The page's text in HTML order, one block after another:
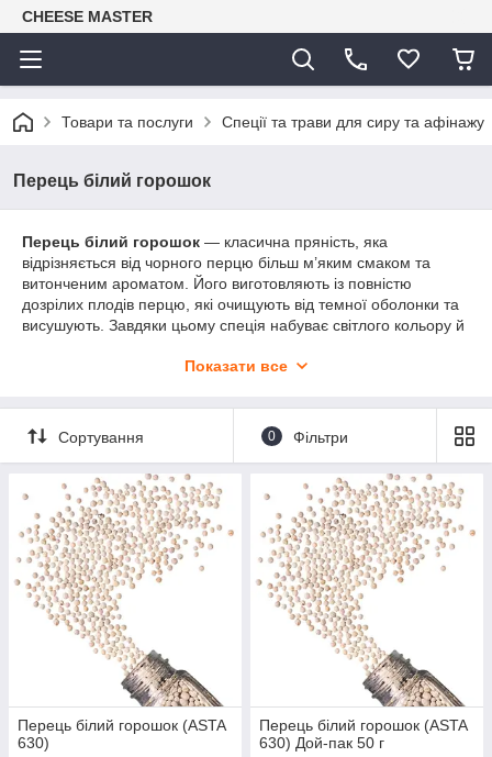
CHEESE MASTER
Товари та послуги Спеції та трави для сиру та афінажу
Перець білий горошок
Перець білий горошок — класична пряність, яка
відрізняється від чорного перцю більш м’яким смаком та
витонченим ароматом. Його виготовляють із повністю
дозрілих плодів перцю, які очищують від темної оболонки та
висушують. Завдяки цьому спеція набуває світлого кольору й
У кулінарії білий перець особливо цінується за здатність
пюре, страв із риби, птиці, овочів, морепродуктів і м’яса.
Також білий перець додають у маринади, ковбасні вироби та
суміші спецій.
Спеція містить ефірні олії, вітаміни та мікроелементи, які
позитивно впливають на травлення й обмін речовин.
Нашперець білий горошок
— це натуральна пряність без
домішок, яка проходить ретельний відбір і зберігає свіжість
завдяки герметичному пакуванню. Вона стане універсальним
інгредієнтом для вашої кухні та додасть стравам вишуканої
пряності.
Показати все
Сортування 0 Фільтри
Перець білий горошок (ASTA
630)
Перець білий горошок (ASTA
630) Дой-пак 50 г